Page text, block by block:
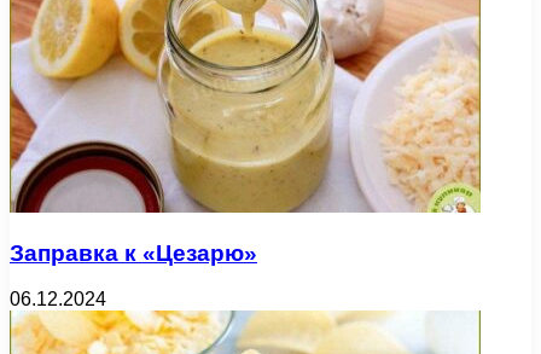
Заправка к «Цезарю»
06.12.2024